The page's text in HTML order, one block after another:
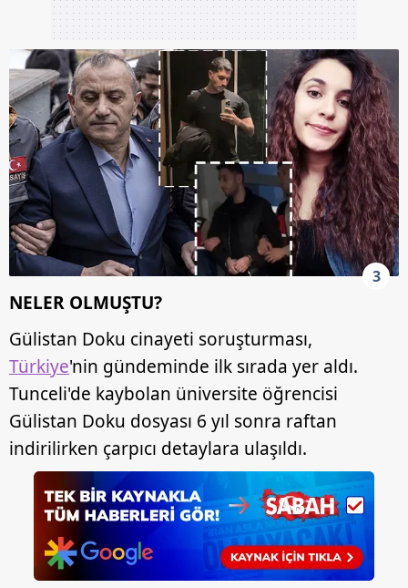
3
NELER OLMUŞTU?
Gülistan Doku cinayeti soruşturması,
Türkiye'nin gündeminde ilk sırada yer aldı.
Tunceli'de kaybolan üniversite öğrencisi
Gülistan Doku dosyası 6 yıl sonra raftan
indirilirken çarpıcı detaylara ulaşıldı.